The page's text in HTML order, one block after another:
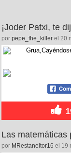
¡Joder Patxi, te
por pepe_the_killer el 20
Las matemáticas
por MRestaneitor16 el 19